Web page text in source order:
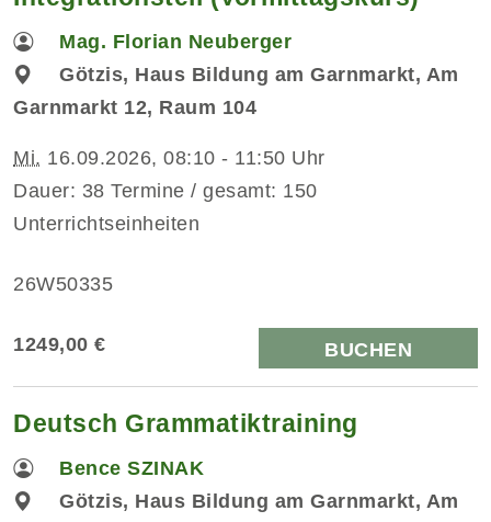
Mag. Florian Neuberger
Götzis, Haus Bildung am Garnmarkt, Am
Garnmarkt 12, Raum 104
Mi. 16.09.2026, 08:10 - 11:50 Uhr
Dauer: 38 Termine / gesamt: 150
Unterrichtseinheiten
26W50335
1249,00 € BUCHEN
Deutsch Grammatiktraining
Bence SZINAK
Götzis, Haus Bildung am Garnmarkt, Am